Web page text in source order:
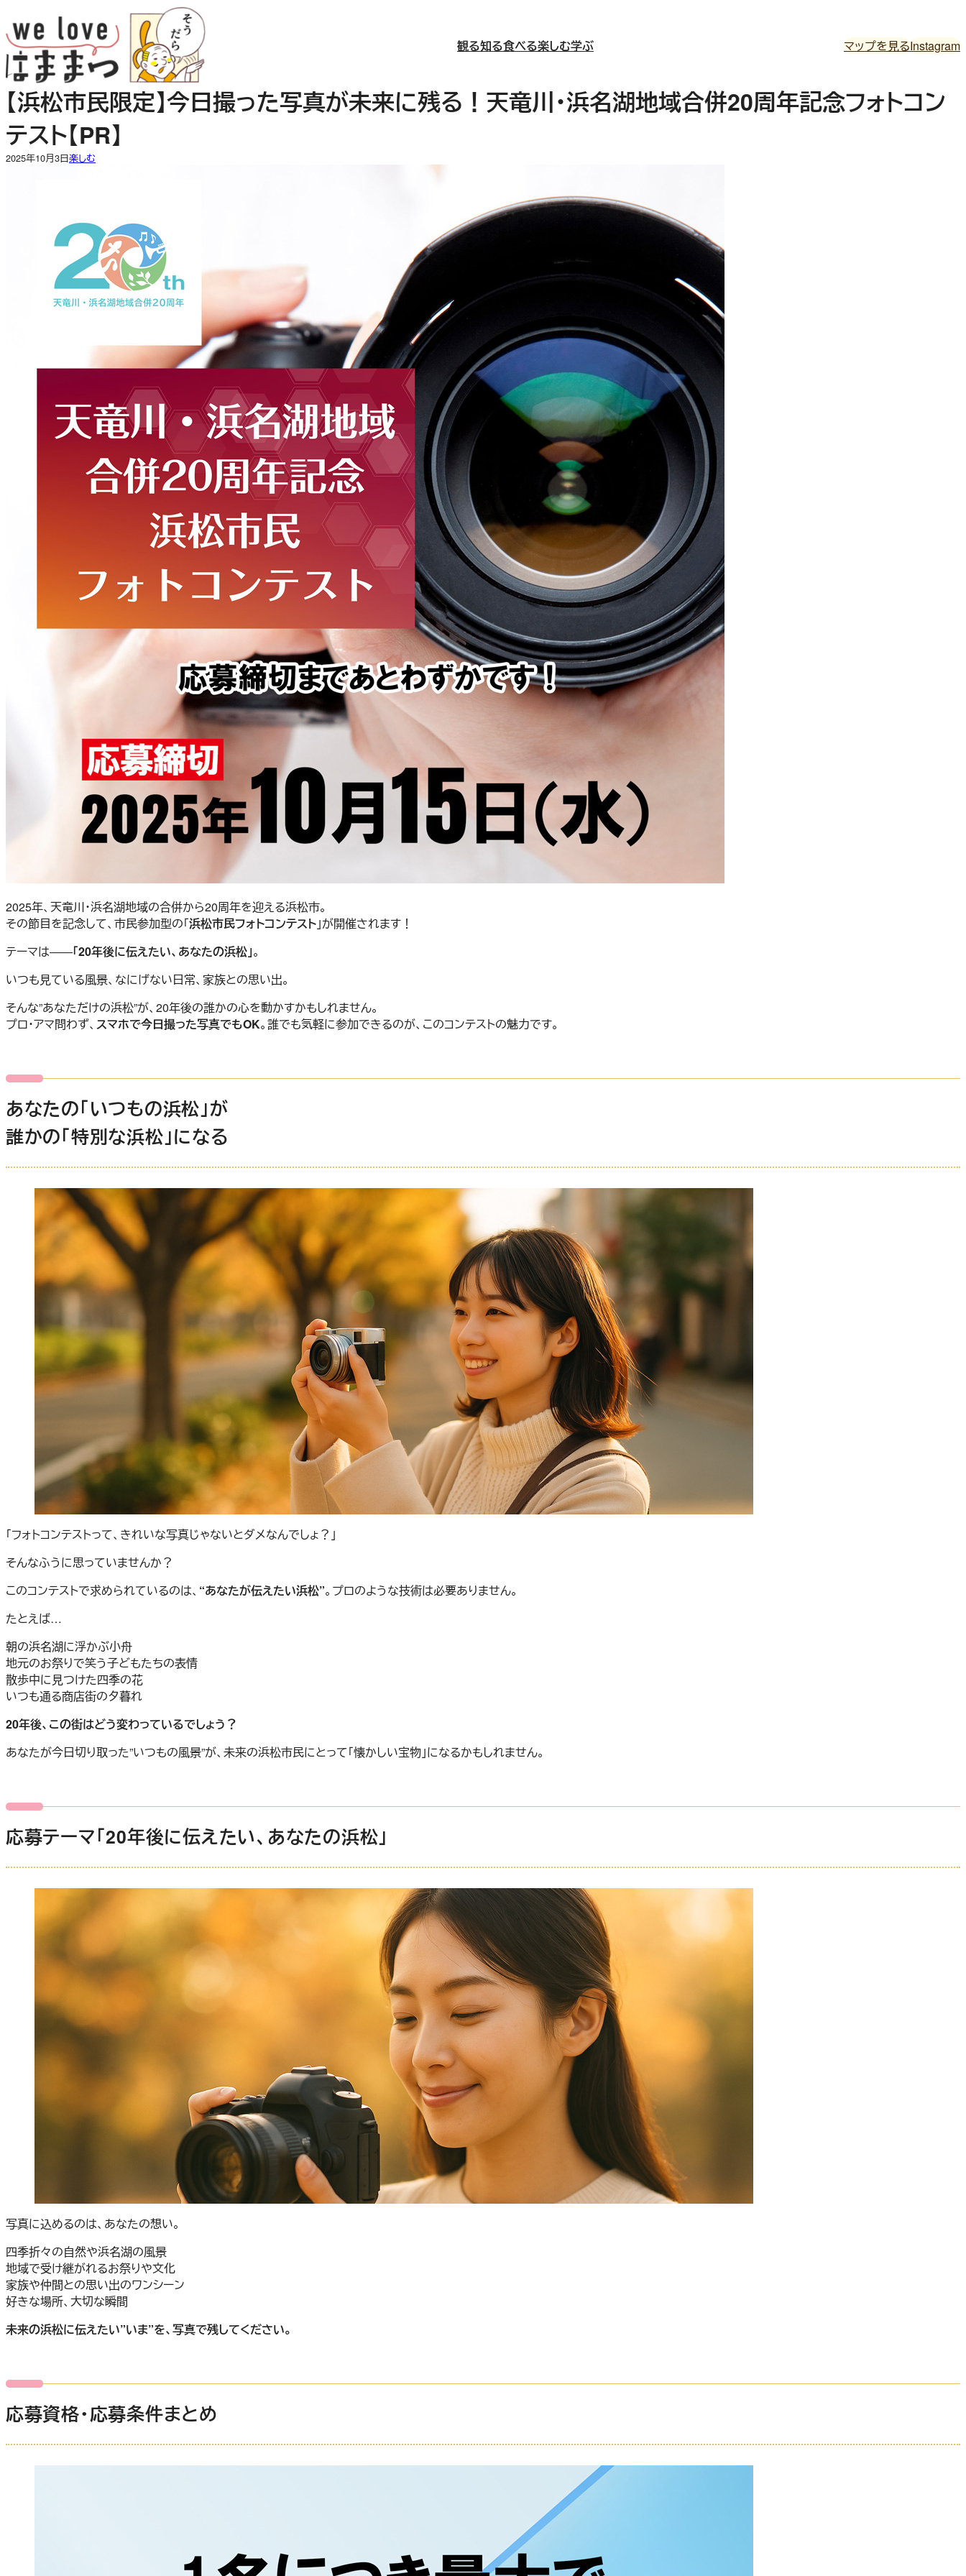
容
を
ス
キ
ッ
プ
観る知る食べる楽しむ学ぶ マップを見るInstagram
【浜松市民限定】今日撮った写真が未来に残る！天竜川・浜名湖地域合併20周年記念フォトコン
テスト【PR】
2025年10月3日楽しむ
2025年、天竜川・浜名湖地域の合併から20周年を迎える浜松市。
その節目を記念して、市民参加型の「浜松市民フォトコンテスト」が開催されます！
テーマは――「20年後に伝えたい、あなたの浜松」。
いつも見ている風景、なにげない日常、家族との思い出。
そんな”あなただけの浜松”が、20年後の誰かの心を動かすかもしれません。
プロ・アマ問わず、 スマホで今日撮った写真でもOK。誰でも気軽に参加できるのが、このコンテストの魅力です。
あなたの「いつもの浜松」が
誰かの「特別な浜松」になる
「フォトコンテストって、きれいな写真じゃないとダメなんでしょ？」
そんなふうに思っていませんか？
このコンテストで求められているのは、 “あなたが伝えたい浜松”。プロのような技術は必要ありません。
たとえば…
朝の浜名湖に浮かぶ小舟
地元のお祭りで笑う子どもたちの表情
散歩中に見つけた四季の花
いつも通る商店街の夕暮れ
20年後、この街はどう変わっているでしょう？
あなたが今日切り取った”いつもの風景”が、未来の浜松市民にとって「懐かしい宝物」になるかもしれません。
応募テーマ「20年後に伝えたい、あなたの浜松」
写真に込めるのは、あなたの想い。
四季折々の自然や浜名湖の風景
地域で受け継がれるお祭りや文化
家族や仲間との思い出のワンシーン
好きな場所、大切な瞬間
未来の浜松に伝えたい”いま”を、写真で残してください。
応募資格・応募条件まとめ